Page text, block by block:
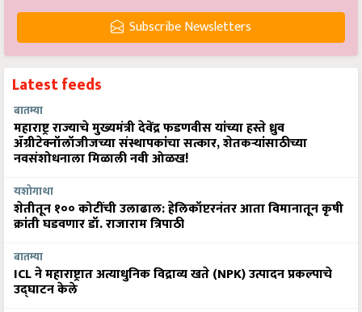
Subscribe Newsletters
Latest feeds
बातम्या
महाराष्ट्र राज्याचे मुख्यमंत्री देवेंद्र फडणवीस यांच्या हस्ते ध्रुव
ॲग्रीटेक्नॉलॉजीजच्या संस्थापकांचा सत्कार, शेतकऱ्यांसाठीच्या
नवसंशोधनाला मिळाली नवी ओळख!
यशोगाथा
शेतीतून १०० कोटींची उलाढाल: हेलिकॉप्टरनंतर आता विमानातून कृषी
क्रांती घडवणार डॉ. राजाराम त्रिपाठी
बातम्या
ICL ने महाराष्ट्रात अत्याधुनिक विद्राव्य खते (NPK) उत्पादन प्रकल्पाचे
उद्घाटन केले